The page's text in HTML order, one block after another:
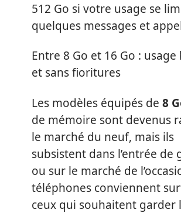
512 Go si votre usage se
quelques messages et
Entre 8 Go et 16 Go : usage
et sans fioritures
Les modèles équipés de 8
de mémoire sont devenus
le marché du neuf, mais ils
subsistent dans l’entrée de
ou sur le marché de
téléphones conviennent
ceux qui souhaitent garder